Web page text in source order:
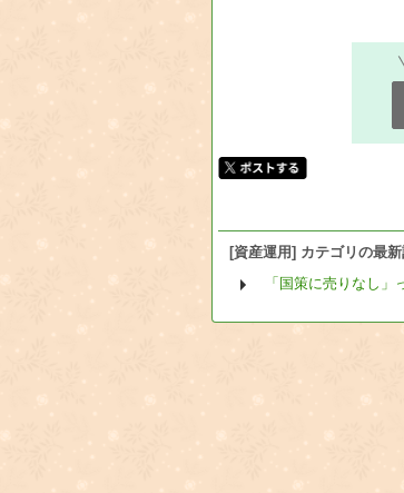
[資産運用] カテゴリの最
「国策に売りなし